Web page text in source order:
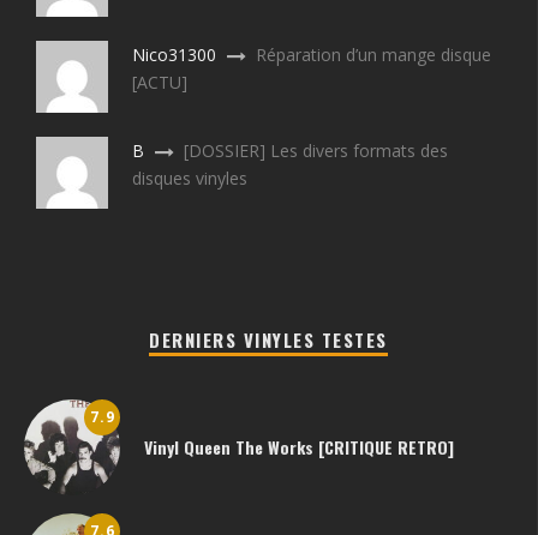
Nico31300
Réparation d’un mange disque
[ACTU]
B
[DOSSIER] Les divers formats des
disques vinyles
DERNIERS VINYLES TESTES
7.9
Vinyl Queen The Works [CRITIQUE RETRO]
7.6